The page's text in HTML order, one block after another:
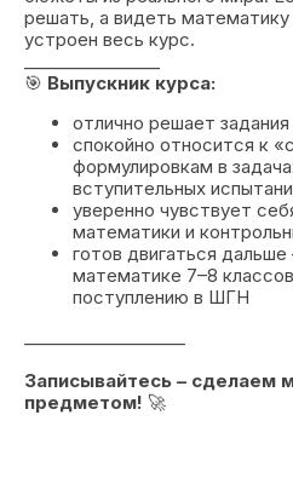
решать, а видеть
устроен весь курс.
🎯 Выпускник курса:
отлично решает
спокойно относится к
формулировкам в
вступительных
уверенно чувствует
математики и
готов двигаться
математике 7–8
поступлению в ШГН
Записывайтесь –
предметом! 🚀